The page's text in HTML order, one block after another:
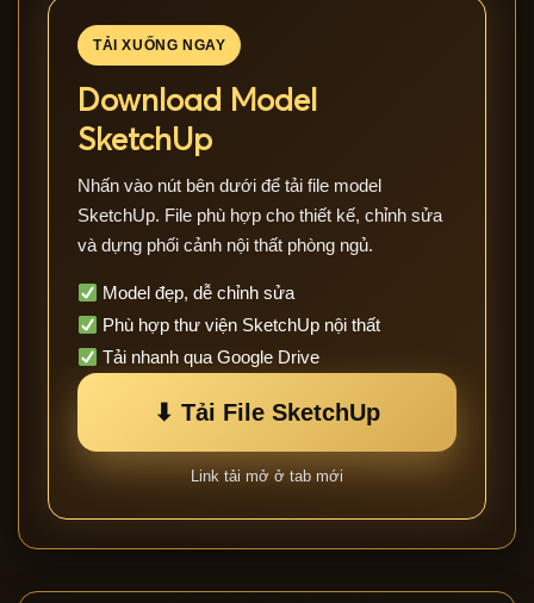
TẢI XUỐNG NGAY
Download Model
SketchUp
Nhấn vào nút bên dưới để tải file model
SketchUp. File phù hợp cho thiết kế, chỉnh sửa
và dựng phối cảnh nội thất phòng ngủ.
Model đẹp, dễ chỉnh sửa
Phù hợp thư viện SketchUp nội thất
Tải nhanh qua Google Drive
⬇ Tải File SketchUp
Link tải mở ở tab mới